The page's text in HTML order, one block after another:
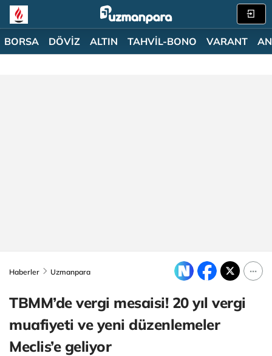
BORSA DÖVİZ ALTIN TAHVİL-BONO VARANT
Haberler Uzmanpara
TBMM’de vergi mesaisi! 20 yıl vergi
muafiyeti ve yeni düzenlemeler
Meclis’e geliyor